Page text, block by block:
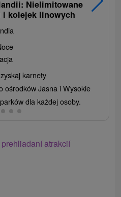
Nielimitowane
i kolejek linowych
karnety
ośrodków Jasna i Wysokie
dla każdej osoby.
atrakcií